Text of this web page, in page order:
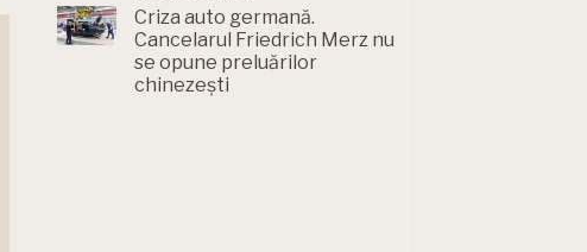
Criza auto germană.
Cancelarul Friedrich Merz nu
se opune preluărilor
chinezești